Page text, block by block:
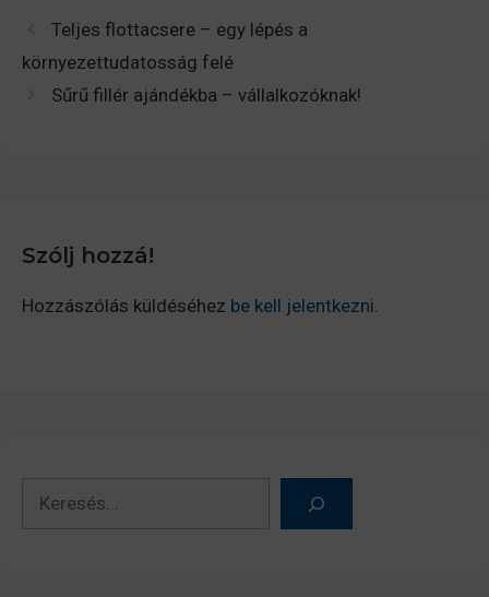
Teljes flottacsere – egy lépés a
környezettudatosság felé
Sűrű fillér ajándékba – vállalkozóknak!
Szólj hozzá!
Hozzászólás küldéséhez be kell jelentkezni